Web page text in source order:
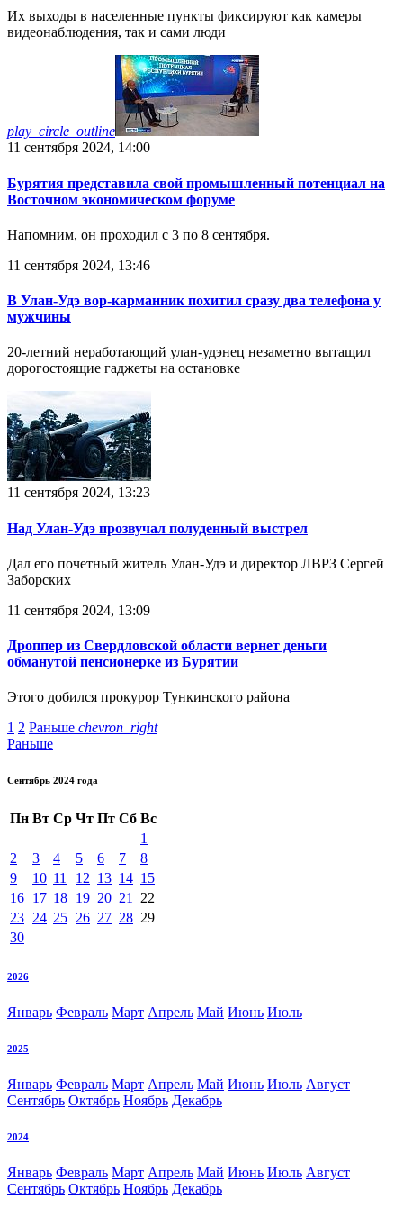
Их выходы в населенные пункты фиксируют как камеры
видеонаблюдения, так и сами люди
play_circle_outline
11 сентября 2024, 14:00
Бурятия представила свой промышленный потенциал на
Восточном экономическом форуме
Напомним, он проходил с 3 по 8 сентября.
11 сентября 2024, 13:46
В Улан-Удэ вор-карманник похитил сразу два телефона у
мужчины
20-летний неработающий улан-удэнец незаметно вытащил
дорогостоящие гаджеты на остановке
11 сентября 2024, 13:23
Над Улан-Удэ прозвучал полуденный выстрел
Дал его почетный житель Улан-Удэ и директор ЛВРЗ Сергей
Заборских
11 сентября 2024, 13:09
Дроппер из Свердловской области вернет деньги
обманутой пенсионерке из Бурятии
Этого добился прокурор Тункинского района
1 2 Раньше chevron_right
Раньше
Сентябрь 2024 года
Пн Вт Ср Чт Пт Сб Вс
1
2
3 4 5 6 7
8
9
10 11 12 13 14 15
16 17 18 19 20 21
22
23 24 25 26 27 28 29
30
2026
Январь Февраль Март Апрель Май Июнь Июль
2025
Январь Февраль Март Апрель Май Июнь Июль Август
Сентябрь Октябрь Ноябрь Декабрь
2024
Январь Февраль Март Апрель Май Июнь Июль Август
Сентябрь Октябрь Ноябрь Декабрь